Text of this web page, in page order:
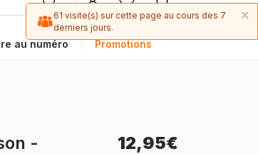
au numéro Promotions
-
12,95€
×
61 visite(s) sur cette page au cours des 7
derniers jours.